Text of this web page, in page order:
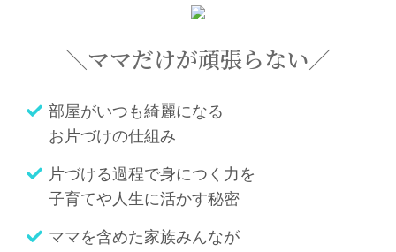
＼ママだけが頑張らない／
部屋がいつも綺麗になる
お片づけの仕組み
片づける過程で身につく力を
子育てや人生に活かす秘密
ママを含めた家族みんなが